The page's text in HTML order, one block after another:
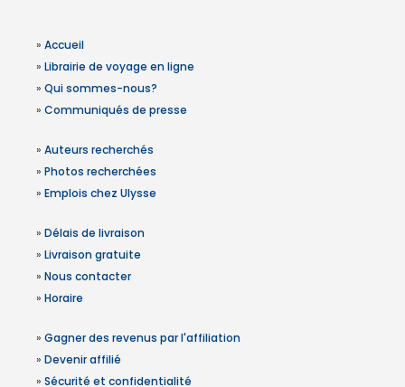
» Accueil
» Librairie de voyage en ligne
» Qui sommes-nous?
» Communiqués de presse
» Auteurs recherchés
» Photos recherchées
» Emplois chez Ulysse
» Délais de livraison
» Livraison gratuite
» Nous contacter
» Horaire
» Gagner des revenus par l'affiliation
» Devenir affilié
» Sécurité et confidentialité